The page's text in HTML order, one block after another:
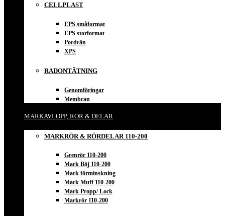
CELLPLAST
EPS småformat
EPS storformat
Pordrän
XPS
RADONTÄTNING
Genomföringar
Membran
MARKAVLOPP, RÖR & DELAR
MARKRÖR & RÖRDELAR 110-200
Grenrör 110-200
Mark Böj 110-200
Mark förminskning
Mark Muff 110-200
Mark Propp/ Lock
Markrör 110-200